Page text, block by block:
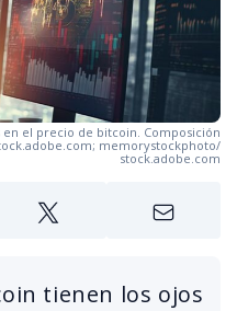
el precio de bitcoin. Composición
memorystockphoto/
stock.adobe.com
tienen los ojos